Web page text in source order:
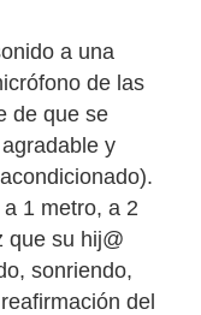
a una
de las
de que se
y
1 metro, a 2
que su hij@
sonriendo,
del